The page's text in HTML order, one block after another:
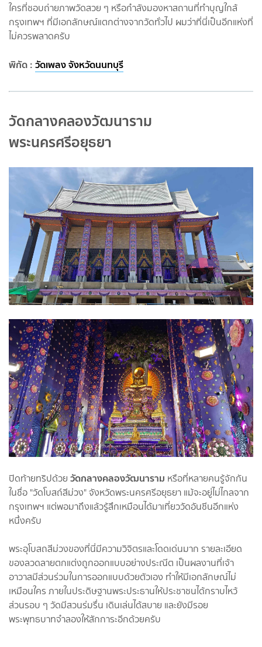
ใครที่ชอบถ่ายภาพวัดสวย ๆ หรือกำลังมองหาสถานที่ทำบุญใกล้
กรุงเทพฯ ที่มีเอกลักษณ์แตกต่างจากวัดทั่วไป ผมว่าที่นี่เป็นอีกแห่งที่
ไม่ควรพลาดครับ
พิกัด :วัดเพลง จังหวัดนนทบุรี
วัดกลางคลองวัฒนาราม
พระนครศรีอยุธยา
ปิดท้ายทริปด้วย วัดกลางคลองวัฒนาราม หรือที่หลายคนรู้จักกัน
ในชื่อ "วัดโบสถ์สีม่วง" จังหวัดพระนครศรีอยุธยา แม้จะอยู่ไม่ไกลจาก
กรุงเทพฯ แต่พอมาถึงแล้วรู้สึกเหมือนได้มาเที่ยววัดอันซีนอีกแห่ง
หนึ่งครับ
พระอุโบสถสีม่วงของที่นี่มีความวิจิตรและโดดเด่นมาก รายละเอียด
ของลวดลายตกแต่งถูกออกแบบอย่างประณีต เป็นผลงานที่เจ้า
อาวาสมีส่วนร่วมในการออกแบบด้วยตัวเอง ทำให้มีเอกลักษณ์ไม่
เหมือนใคร ภายในประดิษฐานพระประธานให้ประชาชนได้กราบไหว้
ส่วนรอบ ๆ วัดมีสวนร่มรื่น เดินเล่นได้สบาย และยังมีรอย
พระพุทธบาทจำลองให้สักการะอีกด้วยครับ